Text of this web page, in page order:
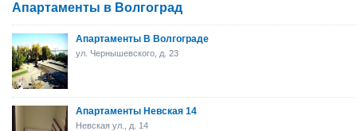
Апартаменты в Волгоград
Апартаменты В Волгограде
ул. Чернышевского, д. 23
Апартаменты Невская 14
Невская ул., д. 14